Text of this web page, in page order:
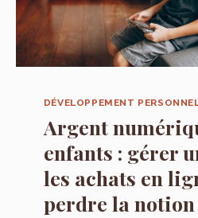
DÉVELOPPEMENT
Argent
enfants : gérer
les achats en
perdre la